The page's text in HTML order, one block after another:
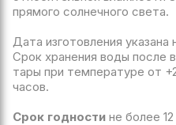
прямого солнечного света.
Дата изготовления указана
Срок хранения воды после
тары при температуре от
часов.
Срок годности не более